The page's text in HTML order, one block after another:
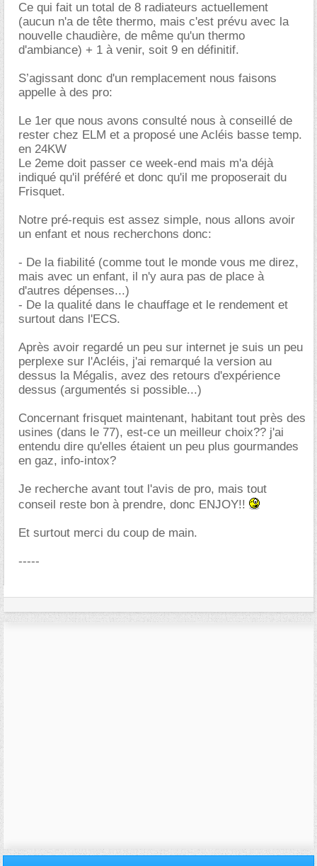
Ce qui fait un total de 8 radiateurs actuellement
(aucun n'a de tête thermo, mais c'est prévu avec la
nouvelle chaudière, de même qu'un thermo
d'ambiance) + 1 à venir, soit 9 en définitif.
S’agissant donc d'un remplacement nous faisons
appelle à des pro:
Le 1er que nous avons consulté nous à conseillé de
rester chez ELM et a proposé une Acléis basse temp.
en 24KW
Le 2eme doit passer ce week-end mais m'a déjà
indiqué qu'il préféré et donc qu'il me proposerait du
Frisquet.
Notre pré-requis est assez simple, nous allons avoir
un enfant et nous recherchons donc:
- De la fiabilité (comme tout le monde vous me direz,
mais avec un enfant, il n'y aura pas de place à
d'autres dépenses...)
- De la qualité dans le chauffage et le rendement et
surtout dans l'ECS.
Après avoir regardé un peu sur internet je suis un peu
perplexe sur l'Acléis, j'ai remarqué la version au
dessus la Mégalis, avez des retours d'expérience
dessus (argumentés si possible...)
Concernant frisquet maintenant, habitant tout près des
usines (dans le 77), est-ce un meilleur choix?? j'ai
entendu dire qu'elles étaient un peu plus gourmandes
en gaz, info-intox?
Je recherche avant tout l'avis de pro, mais tout
conseil reste bon à prendre, donc ENJOY!!
Et surtout merci du coup de main.
-----